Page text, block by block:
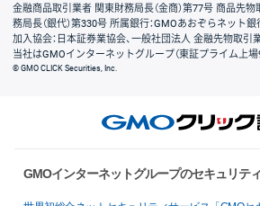
金融商品取引業者 関東財務局長（金商）第77号 商品先
務局長（銀代）第330号 所属銀行：GMOあおぞらネット
加入協会：日本証券業協会、一般社団法人 金融先物取引
当社はGMOインターネットグループ（東証プライム上場
© GMO CLICK Securities, Inc.
GMOインターネットグループのセキュリテ